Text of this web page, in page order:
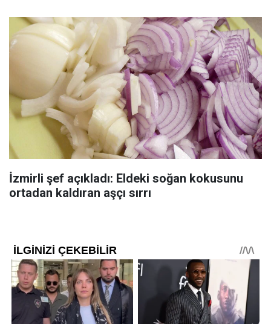
İzmirli şef açıkladı: Eldeki soğan kokusunu
ortadan kaldıran aşçı sırrı